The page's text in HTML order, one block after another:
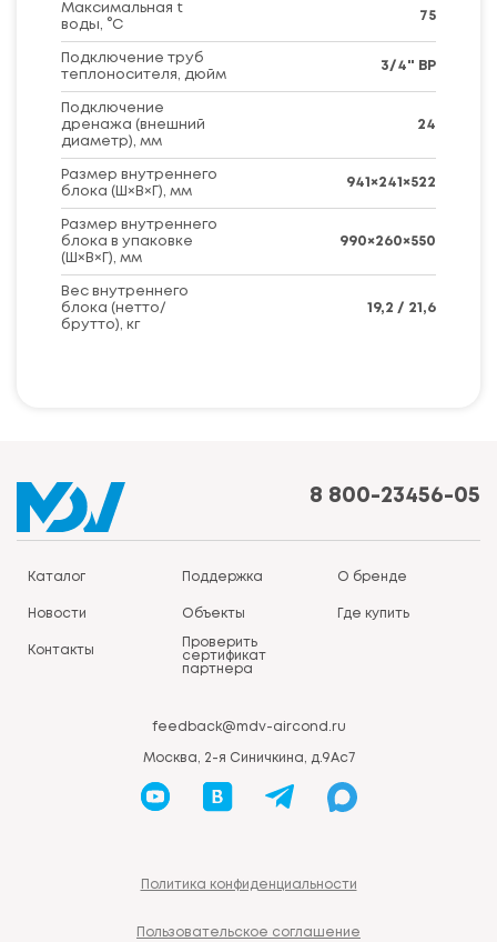
Максимальная t
воды, °C
75
Подключение труб
теплоносителя, дюйм
3/4" BP
Подключение
дренажа (внешний
диаметр), мм
24
Размер внутреннего
блока (Ш×В×Г), мм
941×241×522
Размер внутреннего
блока в упаковке
(Ш×В×Г), мм
990×260×550
Вес внутреннего
блока (нетто/
брутто), кг
19,2 / 21,6
8 800-23456-05
Каталог Поддержка О бренде
Новости Объекты Где купить
Контакты
Проверить
сертификат
партнера
feedback@mdv-aircond.ru
Москва, 2-я Синичкина, д.9Ас7
Политика конфиденциальности
Пользовательское соглашение